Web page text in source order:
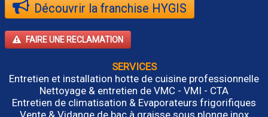
Découvrir la franchise HYGIS
FAIRE UNE RECLAMATION
SERVICES
Entretien et installation hotte de cuisine professionnelle
Nettoyage & entretien de VMC - VMI - CTA
Entretien de climatisation & Evaporateurs frigorifiques
Vente & Vidange de bac à graisse sous plonge inox